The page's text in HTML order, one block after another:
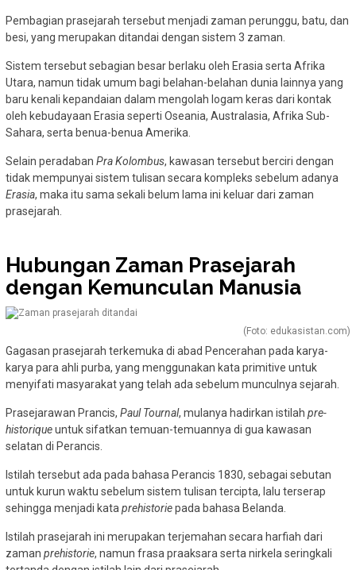
Pembagian prasejarah tersebut menjadi zaman perunggu, batu, dan
besi, yang merupakan ditandai dengan sistem 3 zaman.
Sistem tersebut sebagian besar berlaku oleh Erasia serta Afrika
Utara, namun tidak umum bagi belahan-belahan dunia lainnya yang
baru kenali kepandaian dalam mengolah logam keras dari kontak
oleh kebudayaan Erasia seperti Oseania, Australasia, Afrika Sub-
Sahara, serta benua-benua Amerika.
Selain peradaban Pra Kolombus, kawasan tersebut berciri dengan
tidak mempunyai sistem tulisan secara kompleks sebelum adanya
Erasia, maka itu sama sekali belum lama ini keluar dari zaman
prasejarah.
Hubungan Zaman Prasejarah
dengan Kemunculan Manusia
(Foto: edukasistan.com)
Gagasan prasejarah terkemuka di abad Pencerahan pada karya-
karya para ahli purba, yang menggunakan kata primitive untuk
menyifati masyarakat yang telah ada sebelum munculnya sejarah.
Prasejarawan Prancis, Paul Tournal, mulanya hadirkan istilah pre-
historiqueuntuk sifatkan temuan-temuannya di gua kawasan
selatan di Perancis.
Istilah tersebut ada pada bahasa Perancis 1830, sebagai sebutan
untuk kurun waktu sebelum sistem tulisan tercipta, lalu terserap
sehingga menjadi kata prehistoriepada bahasa Belanda.
Istilah prasejarah ini merupakan terjemahan secara harfiah dari
zaman prehistorie, namun frasa praaksara serta nirkela seringkali